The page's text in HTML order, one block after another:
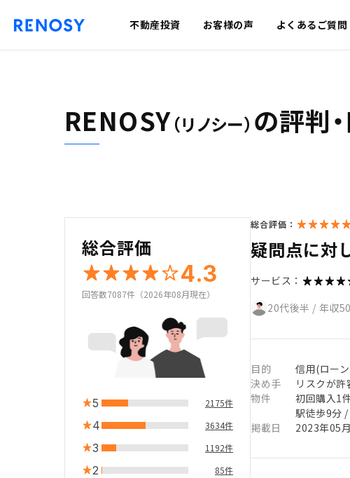
不動産投資 お客様の声 よくあるご質問
RENOSY（リノシー） の評判
総合評価
4.3
回答数7087件（2026年08月現在）
5 2175件
4 3634件
3 1192件
2 85件
総合評価：
疑問点に対
サービス：
20代後半 / 年収
目的
信用(ロー
決め手
リスクが
物件
初回購入1
駅徒歩9分
掲載日
2023年05